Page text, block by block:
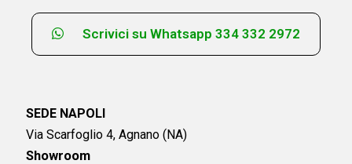
Scrivici su Whatsapp 334 332 2972
SEDE NAPOLI
Via Scarfoglio 4, Agnano (NA)
Showroom